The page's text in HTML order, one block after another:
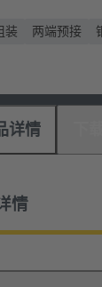
装 两端预接
详情
情